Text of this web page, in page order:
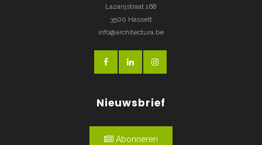
Lazarijstraat 168
3500 Hasselt
info@architectura.be
Nieuwsbrief
Abonneren